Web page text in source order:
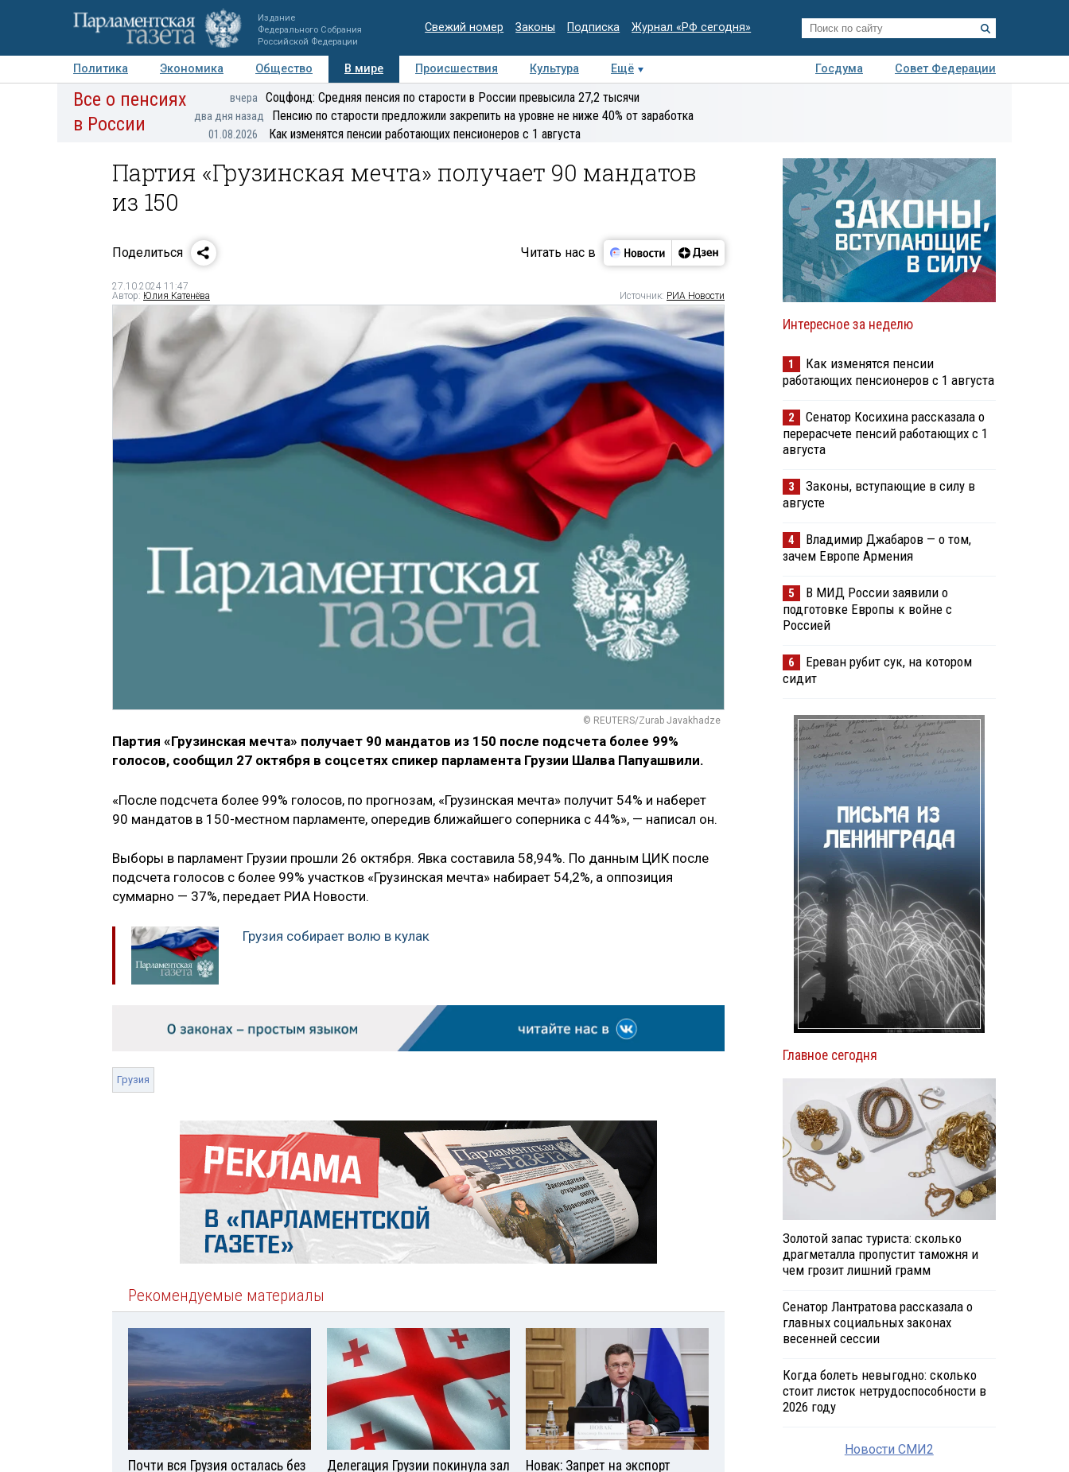
Издание
Федерального Собрания
Российской Федерации
Свежий номер Законы Подписка Журнал «РФ сегодня»
Политика Экономика Общество В мире Происшествия Культура Ещё Госдума
Совет Федерации
Авторы Персоны Мнения Регионы Медиацентр Интервью Колумнисты
экспертиза
Все о пенсиях
в России
вчера Соцфонд: Средняя пенсия по старости в России превысила 27,2 тысячи
два дня назад Пенсию по старости предложили закрепить на уровне не ниже 40% от заработка
01.08.2026 Как изменятся пенсии работающих пенсионеров с 1 августа
Партия «Грузинская мечта» получает 90 мандатов
из 150
Поделиться Читать нас в
27.10.2024 11:47
Автор: Юлия Катенёва Источник: РИА Новости
© REUTERS/Zurab Javakhadze
Партия «Грузинская мечта» получает 90 мандатов из 150 после подсчета более 99%
голосов, сообщил 27 октября в соцсетях спикер парламента Грузии Шалва Папуашвили.
«После подсчета более 99% голосов, по прогнозам, «Грузинская мечта» получит 54% и наберет
90 мандатов в 150-местном парламенте, опередив ближайшего соперника с 44%», — написал он.
Выборы в парламент Грузии прошли 26 октября. Явка составила 58,94%. По данным ЦИК после
подсчета голосов с более 99% участков «Грузинская мечта» набирает 54,2%, а оппозиция
суммарно — 37%, передает РИА Новости.
Грузия собирает волю в кулак
Грузия
Рекомендуемые материалы
Почти вся Грузия осталась без
Делегация Грузии покинула зал
Новак: Запрет на экспорт
Интересное за неделю
1
Как изменятся пенсии
работающих пенсионеров с 1 августа
2
Сенатор Косихина рассказала о
перерасчете пенсий работающих с 1
августа
3
Законы, вступающие в силу в
августе
4
Владимир Джабаров — о том,
зачем Европе Армения
5
В МИД России заявили о
подготовке Европы к войне с
Россией
6
Ереван рубит сук, на котором
сидит
Главное сегодня
Золотой запас туриста: сколько
драгметалла пропустит таможня и
чем грозит лишний грамм
Сенатор Лантратова рассказала о
главных социальных законах
весенней сессии
Когда болеть невыгодно: сколько
стоит листок нетрудоспособности в
2026 году
Новости СМИ2